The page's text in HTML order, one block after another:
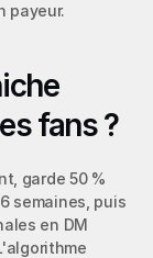
payeur.
fans ?
garde 50 %
semaines, puis
en DM